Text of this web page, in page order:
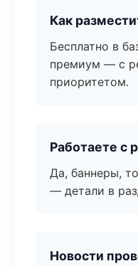
Как
Бесплатно в
премиум — с
приоритетом.
Работаете с
Да, баннеры,
— детали в
Новости